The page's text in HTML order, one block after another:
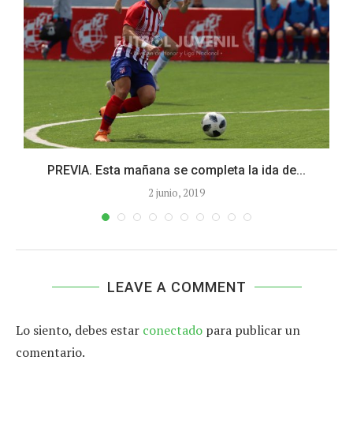
PREVIA. Esta mañana se completa la ida de...
2 junio, 2019
LEAVE A COMMENT
Lo siento, debes estar conectado para publicar un
comentario.